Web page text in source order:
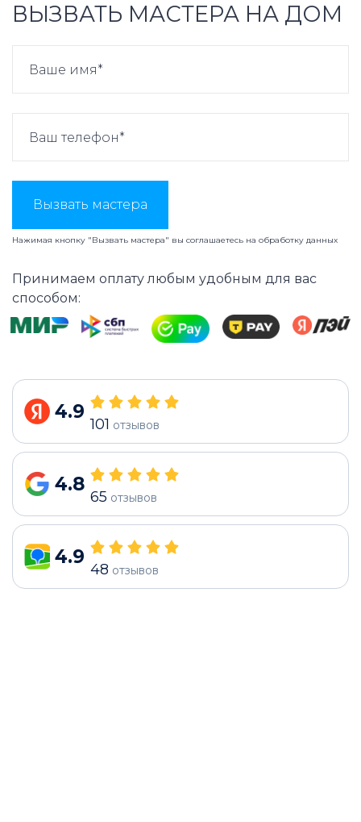
ВЫЗВАТЬ МАСТЕРА НА ДОМ
Вызвать мастера
Нажимая кнопку "Вызвать мастера" вы соглашаетесь на обработку данных
Принимаем оплату любым удобным для вас
способом:
4.9
101 отзывов
4.8
65 отзывов
4.9
48 отзывов